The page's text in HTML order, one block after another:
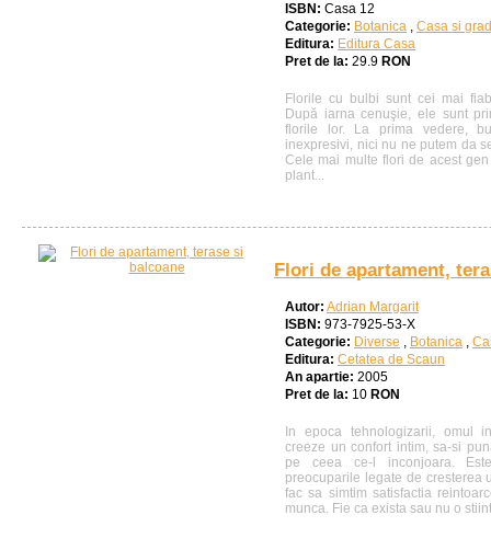
ISBN: Casa 12
Categorie: Botanica , Casa si
Editura: Editura Casa
Pret de la: 29.9 RON
Florile cu bulbi sunt cei mai
După iarna cenuşie, ele sunt
florile lor. La prima vedere,
inexpresivi, nici nu ne putem da
Cele mai multe flori de acest
plant...
Flori de apartament,
Autor: Adrian Margarit
ISBN: 973-7925-53-X
Categorie: Diverse , Botanica ,
Editura: Cetatea de Scaun
An apartie: 2005
Pret de la: 10 RON
In epoca tehnologizarii, omul
creeze un confort intim, sa-si
pe ceea ce-l inconjoara.
preocuparile legate de cresterea
fac sa simtim satisfactia
munca. Fie ca exista sau nu o